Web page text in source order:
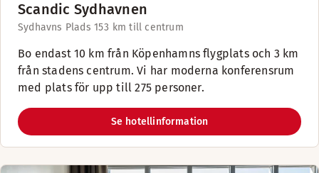
Scandic Sydhavnen
Sydhavns Plads 153 km till centrum
Bo endast 10 km från Köpenhamns flygplats och 3 km
från stadens centrum. Vi har moderna konferensrum
med plats för upp till 275 personer.
Se hotellinformation